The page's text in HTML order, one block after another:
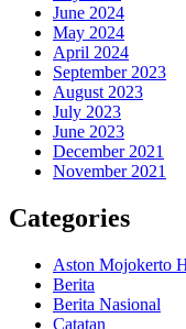
June 2024
May 2024
April 2024
September 2023
August 2023
July 2023
June 2023
December 2021
November 2021
Categories
Aston Mojokerto
Berita
Berita Nasional
Catatan